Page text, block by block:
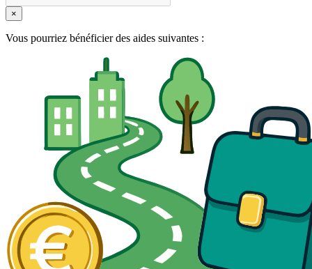
×
Vous pourriez bénéficier des aides suivantes :